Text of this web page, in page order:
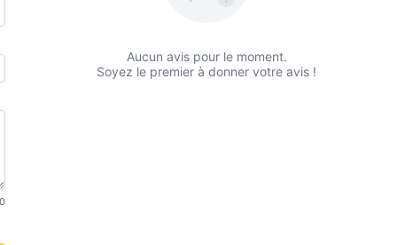
Aucun avis pour le moment.
Soyez le premier à donner votre avis !